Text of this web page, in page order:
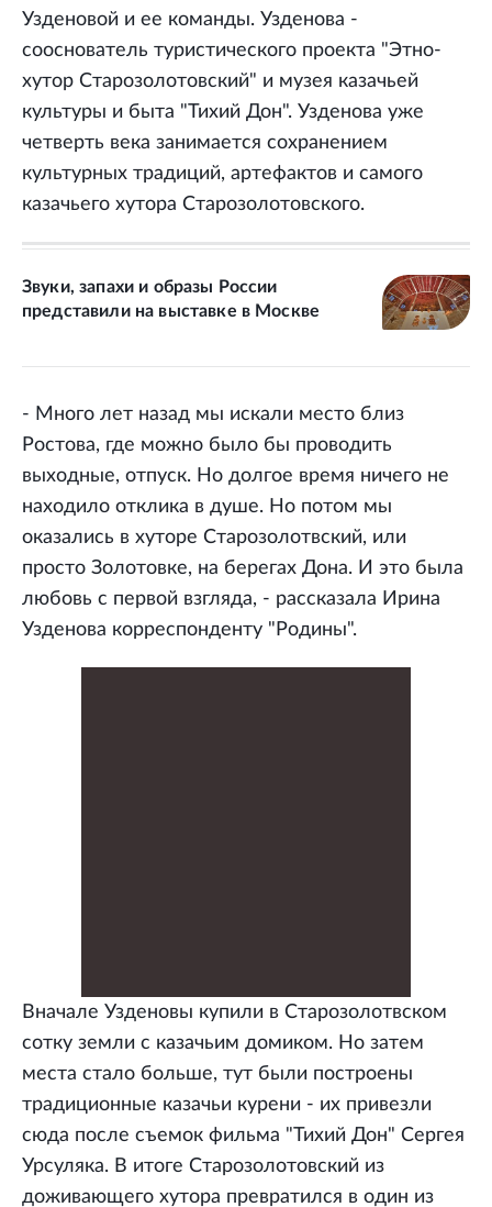
Узденовой и ее команды. Узденова -
сооснователь туристического проекта "Этно-
хутор Старозолотовский" и музея казачьей
культуры и быта "Тихий Дон". Узденова уже
четверть века занимается сохранением
культурных традиций, артефактов и самого
казачьего хутора Старозолотовского.
Звуки, запахи и образы России
представили на выставке в Москве
- Много лет назад мы искали место близ
Ростова, где можно было бы проводить
выходные, отпуск. Но долгое время ничего не
находило отклика в душе. Но потом мы
оказались в хуторе Старозолотвский, или
просто Золотовке, на берегах Дона. И это была
любовь с первой взгляда, - рассказала Ирина
Узденова корреспонденту "Родины".
Вначале Узденовы купили в Старозолотвском
сотку земли с казачьим домиком. Но затем
места стало больше, тут были построены
традиционные казачьи курени - их привезли
сюда после съемок фильма "Тихий Дон" Сергея
Урсуляка. В итоге Старозолотовский из
доживающего хутора превратился в один из